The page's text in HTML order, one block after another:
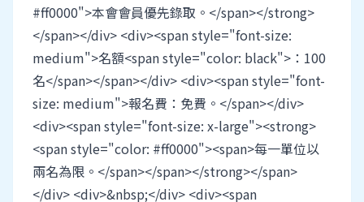
#ff0000">本會會員優先錄取。</span></strong>
</span></div> <div><span style="font-size:
medium">名額<span style="color: black">：100
名</span></span></div> <div><span style="font-
size: medium">報名費：免費。</span></div>
<div><span style="font-size: x-large"><strong>
<span style="color: #ff0000"><span>每一單位以
兩名為限。</span></span></strong></span>
</div> <div>&nbsp;</div> <div><span